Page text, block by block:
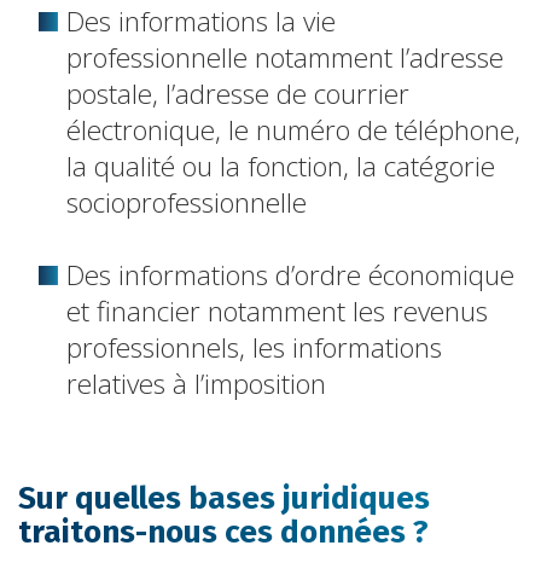
Des informations la vie
professionnelle notamment l’adresse
postale, l’adresse de courrier
électronique, le numéro de téléphone,
la qualité ou la fonction, la catégorie
socioprofessionnelle
Des informations d’ordre économique
et financier notamment les revenus
professionnels, les informations
relatives à l’imposition
Sur quelles bases juridiques
traitons-nous ces données ?